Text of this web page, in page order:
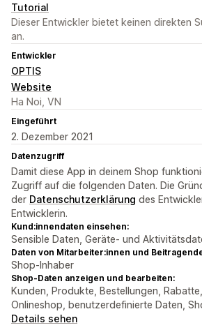
Tutorial
Dieser Entwickler bietet keinen direkten
an.
Entwickler
OPTIS
Website
Ha Noi, VN
Eingeführt
2. Dezember 2021
Datenzugriff
Damit diese App in deinem Shop
Zugriff auf die folgenden Daten. Die
der Datenschutzerklärung des
Entwicklerin.
Kund:innendaten einsehen:
Sensible Daten, Geräte- und
Daten von Mitarbeiter:innen und
Shop-Inhaber
Shop-Daten anzeigen und bearbeiten:
Kunden, Produkte, Bestellungen,
Onlineshop, benutzerdefinierte Daten,
Details sehen